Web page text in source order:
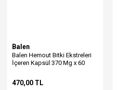
Balen
Balen Hemout Bitki Ekstreleri
İçeren Kapsül 370 Mg x 60
470,00 TL